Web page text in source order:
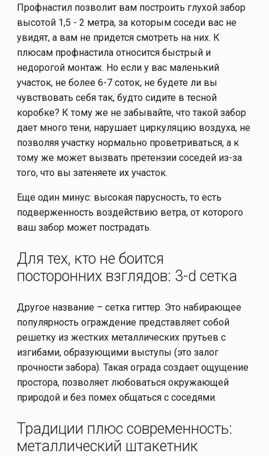
Профнастил позволит вам построить глухой забор
высотой 1,5 - 2 метра, за которым соседи вас не
увидят, а вам не придется смотреть на них. К
плюсам профнастила относится быстрый и
недорогой монтаж. Но если у вас маленький
участок, не более 6-7 соток, не будете ли вы
чувствовать себя так, будто сидите в тесной
коробке? К тому же не забывайте, что такой забор
дает много тени, нарушает циркуляцию воздуха, не
позволяя участку нормально проветриваться, а к
тому же может вызвать претензии соседей из-за
того, что вы затеняете их участок.
Еще один минус: высокая парусность, то есть
подверженность воздействию ветра, от которого
ваш забор может пострадать.
Для тех, кто не боится
посторонних взглядов: 3-d сетка
Другое название – сетка гиттер. Это набирающее
популярность ограждение представляет собой
решетку из жестких металлических прутьев с
изгибами, образующими выступы (это залог
прочности забора). Такая ограда создает ощущение
простора, позволяет любоваться окружающей
природой и без помех общаться с соседями.
Традиции плюс современность:
металлический штакетник